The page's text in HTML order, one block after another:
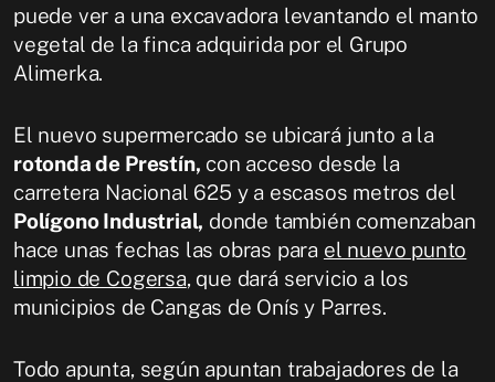
puede ver a una excavadora levantando el manto
vegetal de la finca adquirida por el Grupo
Alimerka.
El nuevo supermercado se ubicará junto a la
rotonda de Prestín, con acceso desde la
carretera Nacional 625 y a escasos metros del
Polígono Industrial, donde también comenzaban
hace unas fechas las obras para el nuevo punto
limpio de Cogersa, que dará servicio a los
municipios de Cangas de Onís y Parres.
Todo apunta, según apuntan trabajadores de la